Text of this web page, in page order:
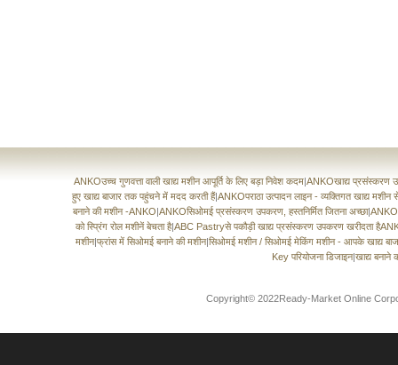
ANKOउच्च गुणवत्ता वाली खाद्य मशीन आपूर्ति के लिए बड़ा निवेश कदम|ANKOखाद्य प्रसंस्करण
हुए खाद्य बाजार तक पहुंचने में मदद करती हैं|ANKOपराठा उत्पादन लाइन - व्यक्तिगत खाद्य मशीन
बनाने की मशीन -ANKO|ANKOसिओमई प्रसंस्करण उपकरण, हस्तनिर्मित जितना अच्छा|
को स्प्रिंग रोल मशीनें बेचता है|ABC Pastryसे पकौड़ी खाद्य प्रसंस्करण उपकरण खरीदता
मशीन|फ्रांस में सिओमई बनाने की मशीन|सिओमई मशीन / सिओमई मेकिंग मशीन - आपके खाद्य
Key परियोजना डिजाइन|खाद्य बनाने
Copyright© 2022Ready-Market Online